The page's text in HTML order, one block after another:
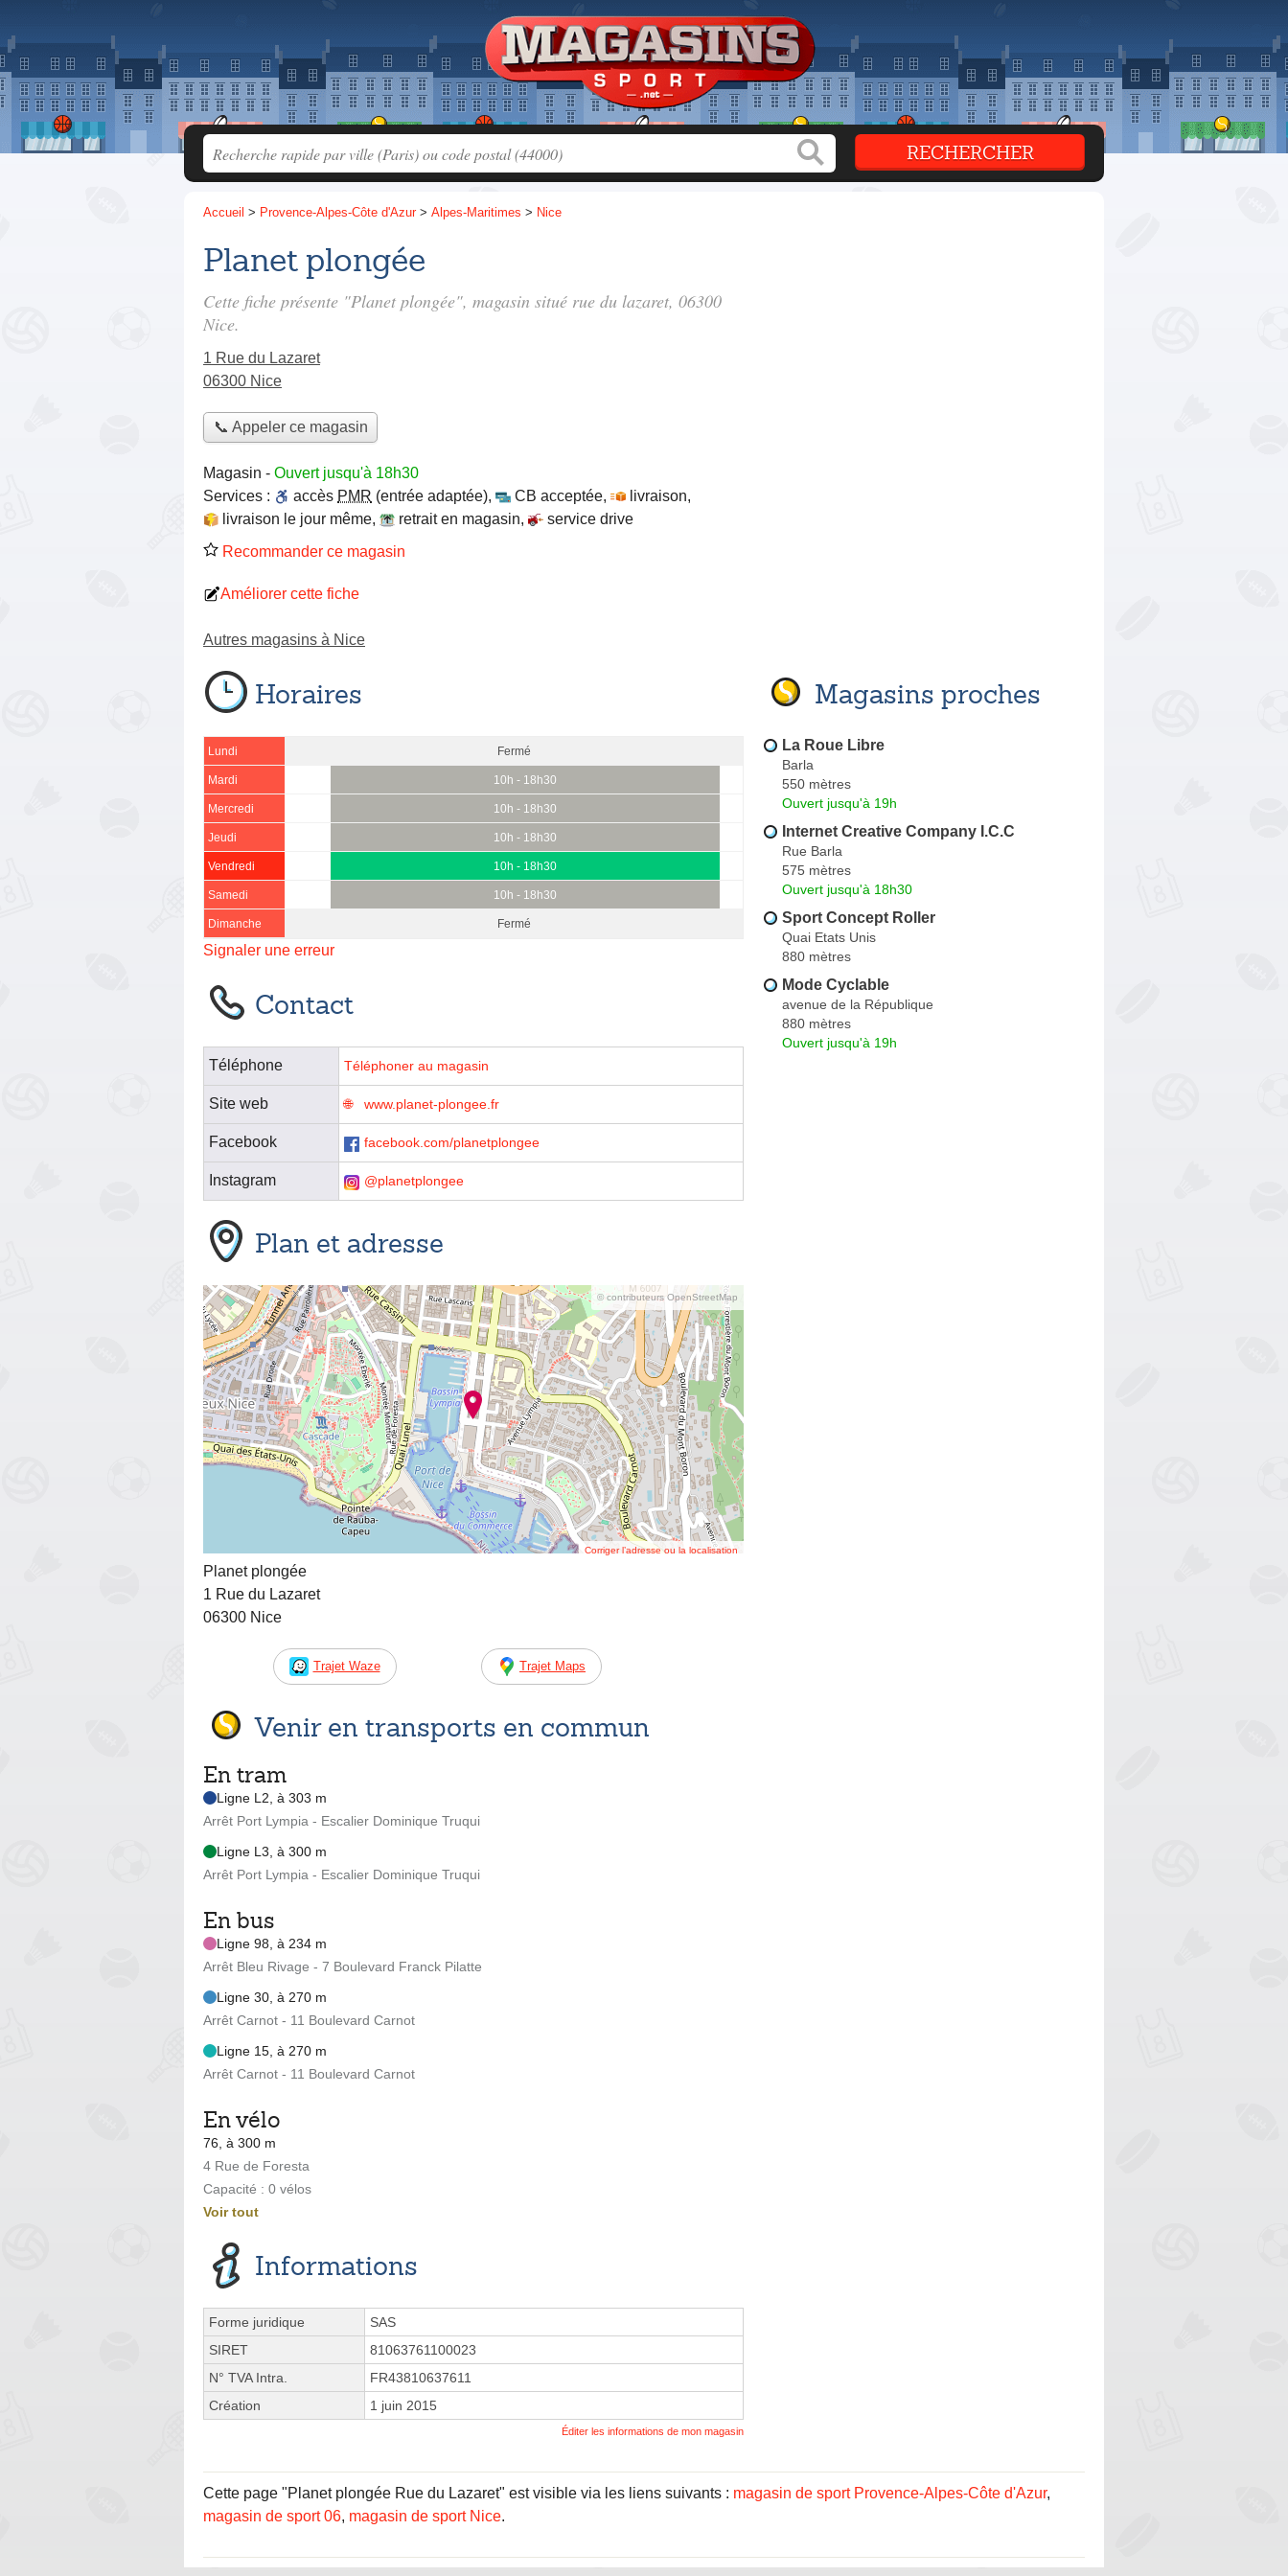
Accueil > Provence-Alpes-Côte d'Azur> Alpes-Maritimes > Nice
Planet plongée
Cette fiche présente "Planet plongée", magasin situé rue du lazaret, 06300
Nice.
1 Rue du Lazaret
06300 Nice
📞 Appeler ce magasin
Magasin - Ouvert jusqu'à 18h30
Services :
accès PMR (entrée adaptée), CB acceptée, livraison,
livraison le jour même, retrait en magasin,
service drive
Recommander ce magasin
Améliorer cette fiche
Autres magasins à Nice
Horaires
Lundi Fermé
Mardi 10h - 18h30
Mercredi 10h - 18h30
Jeudi 10h - 18h30
Vendredi 10h - 18h30
Samedi 10h - 18h30
Dimanche Fermé
Signaler une erreur
Contact
Téléphone Téléphoner au magasin
Site web www.planet-plongee.fr
Facebook facebook.com/planetplongee
Instagram @planetplongee
Plan et adresse
© contributeurs OpenStreetMap
Corriger l’adresse ou la localisation
Planet plongée
1 Rue du Lazaret
06300 Nice
Trajet Waze Trajet Maps
Venir en transports en commun
En tram
Ligne L2, à 303 m
Arrêt Port Lympia - Escalier Dominique Truqui
Ligne L3, à 300 m
Arrêt Port Lympia - Escalier Dominique Truqui
En bus
Ligne 98, à 234 m
Arrêt Bleu Rivage - 7 Boulevard Franck Pilatte
Ligne 30, à 270 m
Arrêt Carnot - 11 Boulevard Carnot
Ligne 15, à 270 m
Arrêt Carnot - 11 Boulevard Carnot
En vélo
76, à 300 m
4 Rue de Foresta
Capacité : 0 vélos
Voir tout
Informations
Forme juridique
SAS
SIRET
81063761100023
N° TVA Intra.
FR43810637611
Création
1 juin 2015
Éditer les informations de mon magasin
Magasins proches
La Roue Libre
Barla
550 mètres
Ouvert jusqu'à 19h
Internet Creative Company I.C.C
Rue Barla
575 mètres
Ouvert jusqu'à 18h30
Sport Concept Roller
Quai Etats Unis
880 mètres
Mode Cyclable
avenue de la République
880 mètres
Ouvert jusqu'à 19h
Cette page "Planet plongée Rue du Lazaret" est visible via les liens suivants : magasin de sport Provence-Alpes-Côte d'Azur,
magasin de sport 06, magasin de sport Nice.